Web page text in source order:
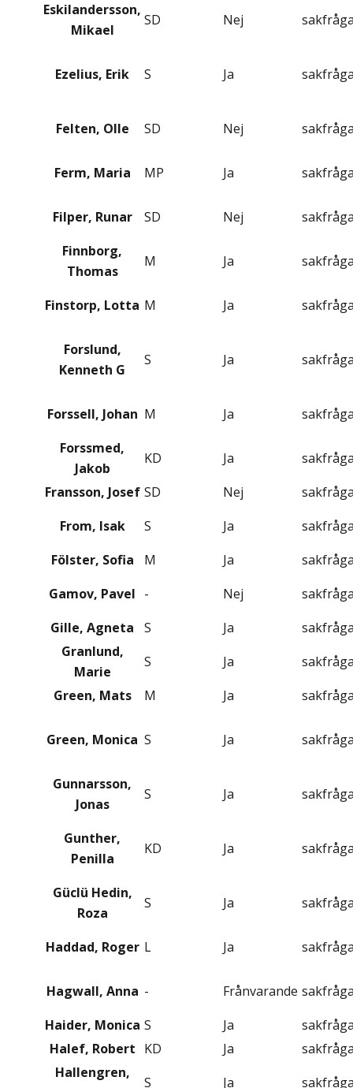
Eskilandersson,
Mikael
SD Nej
Ezelius, Erik S Ja
Felten, Olle SD Nej
Ferm, Maria MP Ja
Filper, Runar SD Nej
Finnborg,
Thomas
M Ja
Finstorp, Lotta M Ja
Forslund,
Kenneth G
S Ja
Forssell, Johan M Ja
Forssmed,
Jakob
KD Ja
Fransson, Josef SD Nej
From, Isak
S Ja
Fölster, Sofia
M Ja
Gamov, Pavel - Nej
Gille, Agneta
S Ja
Granlund,
Marie
S Ja
Green, Mats
M Ja
Green, Monica S Ja
Gunnarsson,
Jonas
S Ja
Gunther,
Penilla
KD Ja
Güclü Hedin,
Roza
S Ja
Haddad, Roger L Ja
Hagwall, Anna - Frånvarande
Haider, Monica S Ja
Halef, Robert KD Ja
Hallengren,
S Ja